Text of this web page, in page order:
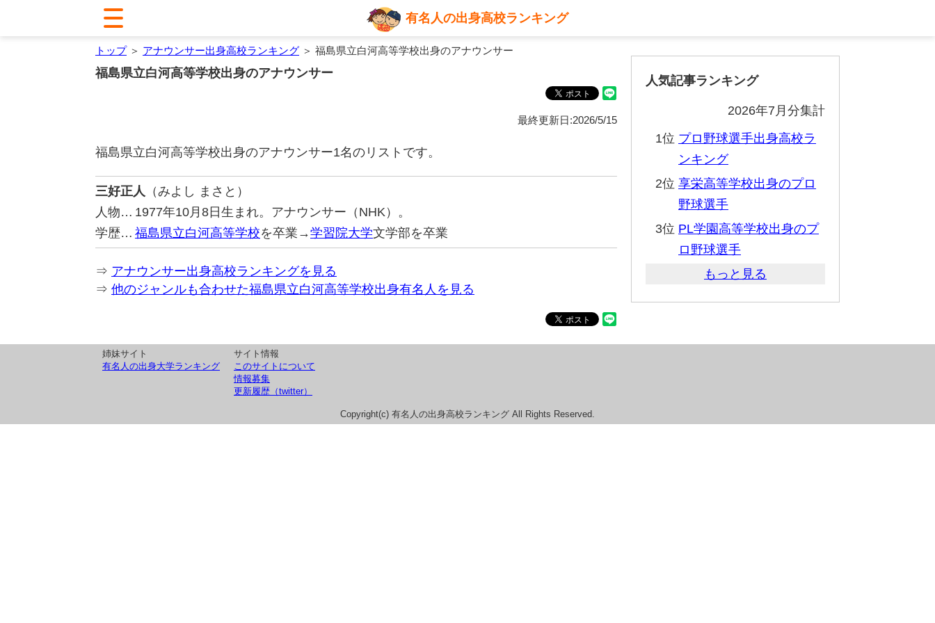
有名人の出身高校ランキング
トップ＞ アナウンサー出身高校ランキング ＞ 福島県立白河高等学校出身のアナウンサー
福島県立白河高等学校出身のアナウンサー
最終更新日:2026/5/15
福島県立白河高等学校出身のアナウンサー1名のリストです。
三好正人 （みよし まさと）
人物… 1977年10月8日生まれ。アナウンサー（NHK）。
学歴… 福島県立白河高等学校を卒業→学習院大学文学部を卒業
⇒ アナウンサー出身高校ランキングを見る
⇒ 他のジャンルも合わせた福島県立白河高等学校出身有名人を見る
人気記事ランキング
2026年7月分集計
1位 プロ野球選手出身高校ラ
ンキング
2位 享栄高等学校出身のプロ
野球選手
3位 PL学園高等学校出身のプ
ロ野球選手
もっと見る
姉妹サイト
有名人の出身大学ランキング
サイト情報
このサイトについて
情報募集
更新履歴（twitter）
Copyright(c) 有名人の出身高校ランキング All Rights Reserved.